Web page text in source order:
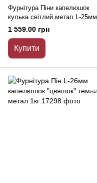
Фурнітура Піни капелюшок
кулька світлий метал L-25мм
300г. 5000шт.+-
1 559.00 грн
Купити